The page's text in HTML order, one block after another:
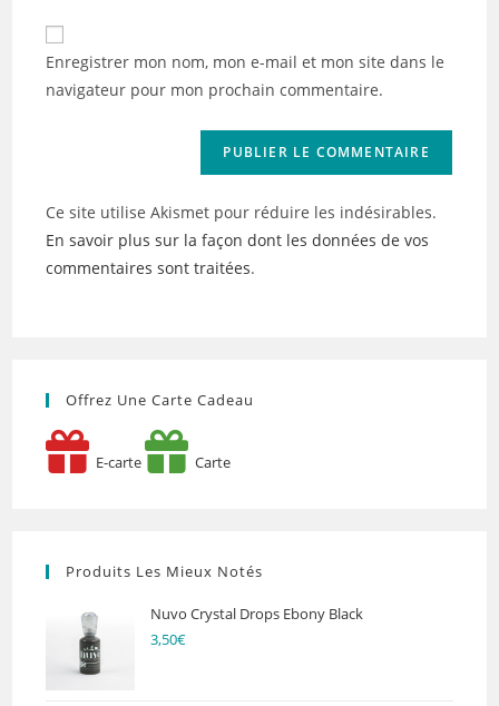
comment
de
votre
(facultatif)
Enregistrer mon nom, mon e-mail et mon site dans le
navigateur pour mon prochain commentaire.
Ce site utilise Akismet pour réduire les indésirables.
En savoir plus sur la façon dont les données de vos
commentaires sont traitées.
Offrez Une Carte Cadeau
E-carte Carte
Produits Les Mieux Notés
Nuvo Crystal Drops Ebony Black
3,50€